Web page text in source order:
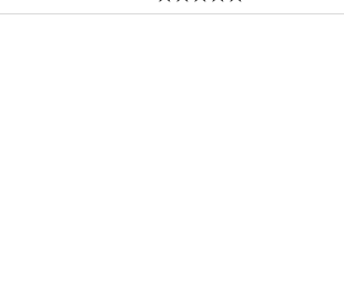
3db/csomag (1 karton) 3db/csomag